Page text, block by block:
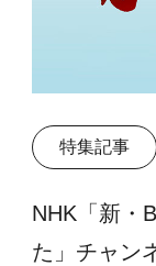
特集記事
NHK「新・
た」チャン